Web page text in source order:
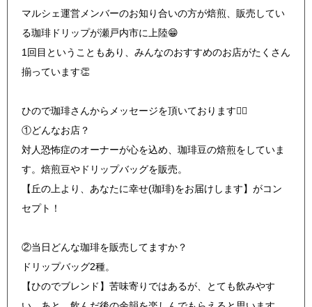
マルシェ運営メンバーのお知り合いの方が焙煎、販売してい
る珈琲ドリップが瀬戸内市に上陸😁
1回目ということもあり、みんなのおすすめのお店がたくさん
揃っています👏
ひので珈琲さんからメッセージを頂いております🙇‍♂
①どんなお店？
対人恐怖症のオーナーが心を込め、珈琲豆の焙煎をしていま
す。焙煎豆やドリップバッグを販売。
【丘の上より、あなたに幸せ(珈琲)をお届けします】がコン
セプト！
②当日どんな珈琲を販売してますか？
ドリップバッグ2種。
【ひのでブレンド】苦味寄りではあるが、とても飲みやす